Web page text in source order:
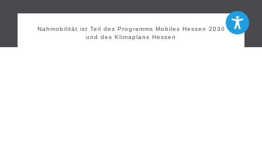
Nahmobilität ist Teil des Programms Mobiles Hessen 2030
und des Klimaplans Hessen